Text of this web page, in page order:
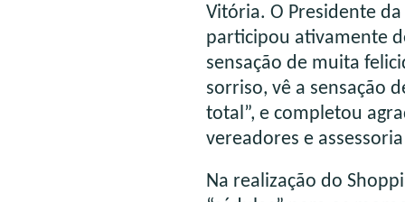
Vitória. O Presidente
participou ativamente
sensação de muita
sorriso, vê a sensação
total”, e completou
vereadores e
Na realização do